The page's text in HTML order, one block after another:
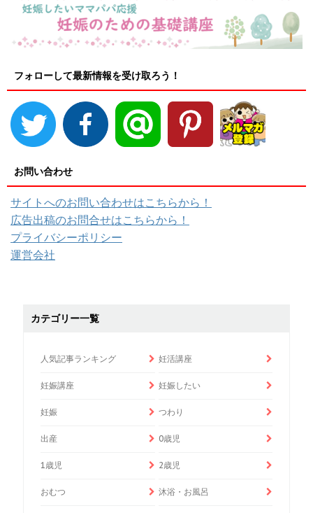
フォローして最新情報を受け取ろう！
お問い合わせ
サイトへのお問い合わせはこちらから！
広告出稿のお問合せはこちらから！
プライバシーポリシー
運営会社
カテゴリー一覧
人気記事ランキング 妊活講座
妊娠講座 妊娠したい
妊娠 つわり
出産 0歳児
1歳児 2歳児
おむつ 沐浴・お風呂